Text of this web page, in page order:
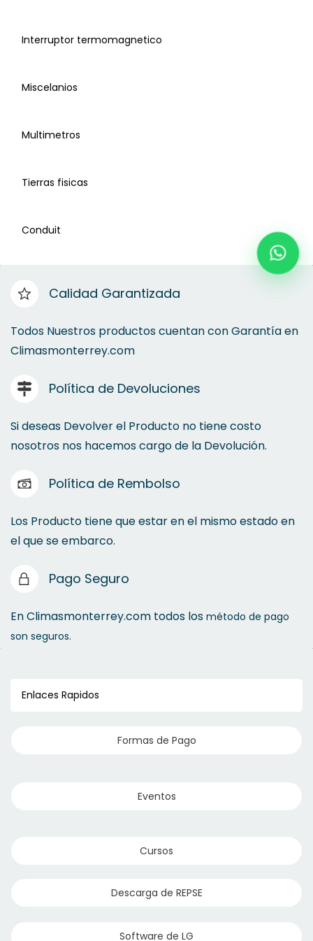
Interruptor termomagnetico
Miscelanios
Taquetes
Multimetros
Tierras fisicas
Conduit
Calidad Garantizada
Todos Nuestros productos cuentan con Garantía en
Climasmonterrey.com
Política de Devoluciones
Si deseas Devolver el Producto no tiene costo
nosotros nos hacemos cargo de la Devolución.
Política de Rembolso
Los Producto tiene que estar en el mismo estado en
el que se embarco.
Pago Seguro
En Climasmonterrey.com todos los método de pago
son seguros.
Enlaces Rapidos
Formas de Pago
Eventos
Cursos
Descarga de REPSE
Software de LG